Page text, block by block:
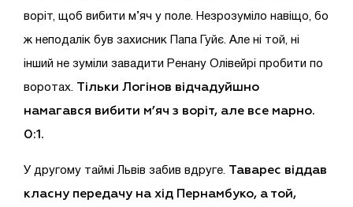
воріт, щоб вибити м’яч у поле. Незрозуміло навіщо, бо
ж неподалік був захисник Папа Гуйє. Але ні той, ні
інший не зуміли завадити Ренану Олівейрі пробити по
воротах. Тільки Логінов відчадуйшно
намагався вибити м’яч з воріт, але все марно.
0:1.
У другому таймі Львів забив вдруге. Таварес віддав
класну передачу на хід Пернамбуко, а той,